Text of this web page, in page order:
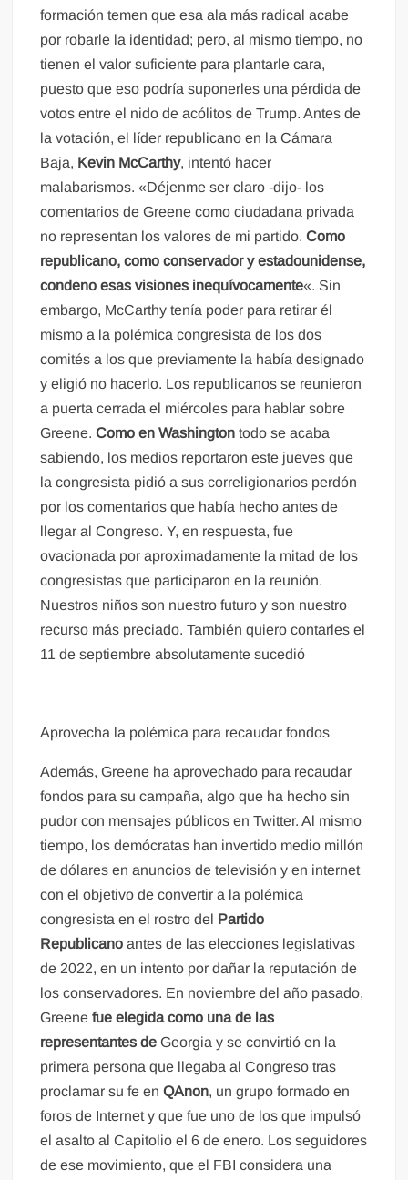
formación temen que esa ala más radical acabe
por robarle la identidad; pero, al mismo tiempo, no
tienen el valor suficiente para plantarle cara,
puesto que eso podría suponerles una pérdida de
votos entre el nido de acólitos de Trump. Antes de
la votación, el líder republicano en la Cámara
Baja, Kevin McCarthy, intentó hacer
malabarismos. «Déjenme ser claro -dijo- los
comentarios de Greene como ciudadana privada
no representan los valores de mi partido.Como
republicano, como conservador y estadounidense,
condeno esas visiones inequívocamente«. Sin
embargo, McCarthy tenía poder para retirar él
mismo a la polémica congresista de los dos
comités a los que previamente la había designado
y eligió no hacerlo. Los republicanos se reunieron
a puerta cerrada el miércoles para hablar sobre
Greene.Como en Washingtontodo se acaba
sabiendo, los medios reportaron este jueves que
la congresista pidió a sus correligionarios perdón
por los comentarios que había hecho antes de
llegar al Congreso. Y, en respuesta, fue
ovacionada por aproximadamente la mitad de los
congresistas que participaron en la reunión.
Nuestros niños son nuestro futuro y son nuestro
recurso más preciado. También quiero contarles el
11 de septiembre absolutamente sucedió
Aprovecha la polémica para recaudar fondos
Además, Greene ha aprovechado para recaudar
fondos para su campaña, algo que ha hecho sin
pudor con mensajes públicos en Twitter. Al mismo
tiempo, los demócratas han invertido medio millón
de dólares en anuncios de televisión y en internet
con el objetivo de convertir a la polémica
congresista en el rostro del Partido
Republicano antes de las elecciones legislativas
de 2022, en un intento por dañar la reputación de
los conservadores. En noviembre del año pasado,
Greenefue elegida como una de las
representantes de Georgia y se convirtió en la
primera persona que llegaba al Congreso tras
proclamar su fe enQAnon, un grupo formado en
foros de Internet y que fue uno de los que impulsó
el asalto al Capitolio el 6 de enero. Los seguidores
de ese movimiento, que el FBI considera una